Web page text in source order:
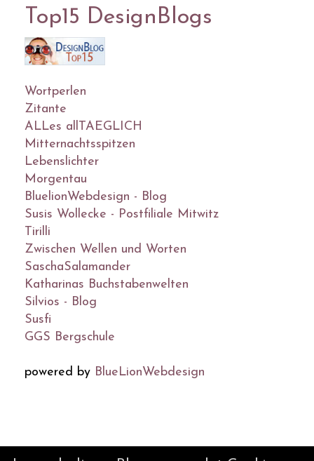
Top15 DesignBlogs
Wortperlen
Zitante
ALLes allTAEGLICH
Mitternachtsspitzen
Lebenslichter
Morgentau
BluelionWebdesign - Blog
Susis Wollecke - Postfiliale Mitwitz
Tirilli
Zwischen Wellen und Worten
SaschaSalamander
Katharinas Buchstabenwelten
Silvios - Blog
Susfi
GGS Bergschule
powered by BlueLionWebdesign